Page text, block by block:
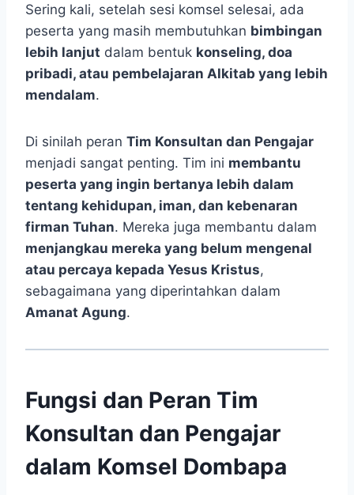
Sering kali, setelah sesi komsel selesai, ada
peserta yang masih membutuhkan bimbingan
lebih lanjut dalam bentuk konseling, doa
pribadi, atau pembelajaran Alkitab yang lebih
mendalam.
Di sinilah peran Tim Konsultan dan Pengajar
menjadi sangat penting. Tim ini membantu
peserta yang ingin bertanya lebih dalam
tentang kehidupan, iman, dan kebenaran
firman Tuhan. Mereka juga membantu dalam
menjangkau mereka yang belum mengenal
atau percaya kepada Yesus Kristus,
sebagaimana yang diperintahkan dalam
Amanat Agung.
Fungsi dan Peran Tim
Konsultan dan Pengajar
dalam Komsel Dombapa